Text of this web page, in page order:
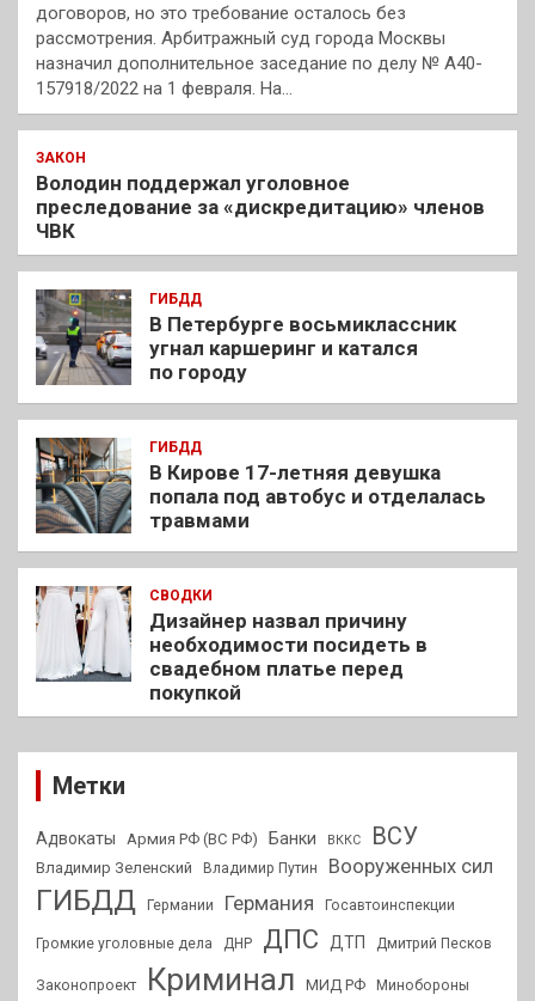
договоров, но это требование осталось без
рассмотрения. Арбитражный суд города Москвы
назначил дополнительное заседание по делу № А40-
157918/2022 на 1 февраля. На…
ЗАКОН
Володин поддержал уголовное
преследование за «дискредитацию» членов
ЧВК
ГИБДД
В Петербурге восьмиклассник
угнал каршеринг и катался
по городу
ГИБДД
В Кирове 17-летняя девушка
попала под автобус и отделалась
травмами
СВОДКИ
Дизайнер назвал причину
необходимости посидеть в
свадебном платье перед
покупкой
Метки
Адвокаты Армия РФ (ВС РФ) Банки ВККС ВСУ
Владимир Зеленский Владимир Путин Вооруженных сил
ГИБДД Германии Германия Госавтоинспекции
Громкие уголовные дела ДНР ДПС ДТП Дмитрий Песков
Законопроект Криминал МИД РФ Минобороны